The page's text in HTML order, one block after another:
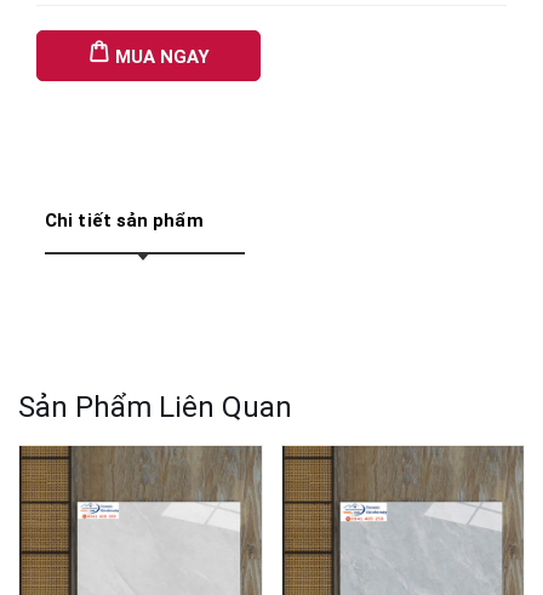
MUA NGAY
Chi tiết sản phẩm
Sản Phẩm Liên Quan